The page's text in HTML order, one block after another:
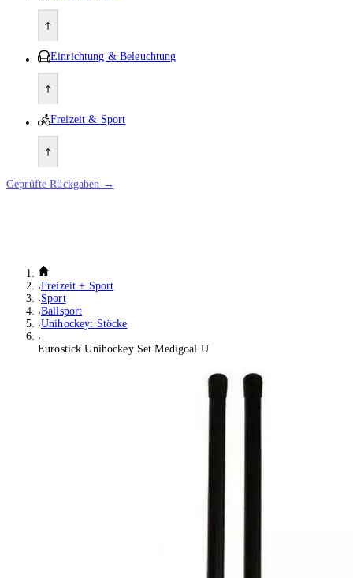
Einrichtung & Beleuchtung
Freizeit & Sport
Geprüfte Rückgaben →
Freizeit + Sport
Sport
Ballsport
Unihockey: Stöcke
Eurostick Unihockey Set Medigoal U